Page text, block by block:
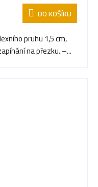
DO KOŠÍKU
pruhu 1,5 cm,
na přezku. –...